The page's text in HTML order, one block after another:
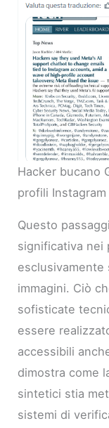
Hacker bucano
profili Instagram
Questo
significativa nei
esclusivamente
immagini. Ciò
sofisticate
essere
accessibili
dimostra come
sintetici stia
sistemi di